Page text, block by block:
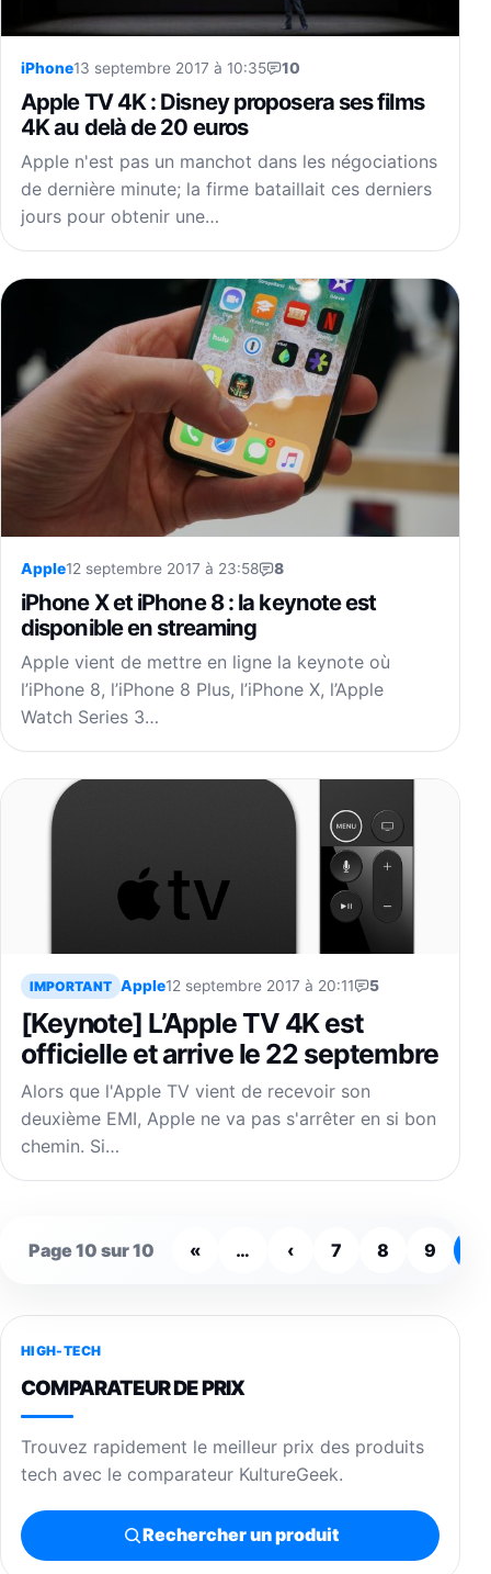
iPhone13 septembre 2017 à 10:35 10
Apple TV 4K : Disney proposera ses films
4K au delà de 20 euros
Apple n'est pas un manchot dans les négociations
de dernière minute; la firme bataillait ces derniers
jours pour obtenir une…
Apple12 septembre 2017 à 23:58 8
iPhone X et iPhone 8 : la keynote est
disponible en streaming
Apple vient de mettre en ligne la keynote où
l’iPhone 8, l’iPhone 8 Plus, l’iPhone X, l’Apple
Watch Series 3…
IMPORTANT Apple12 septembre 2017 à 20:11 5
[Keynote] L’Apple TV 4K est
officielle et arrive le 22 septembre
Alors que l'Apple TV vient de recevoir son
deuxième EMI, Apple ne va pas s'arrêter en si bon
chemin. Si…
Page 10 sur 10 « … ‹ 7 8 9
HIGH-TECH
COMPARATEUR DE PRIX
Trouvez rapidement le meilleur prix des produits
tech avec le comparateur KultureGeek.
Rechercher un produit